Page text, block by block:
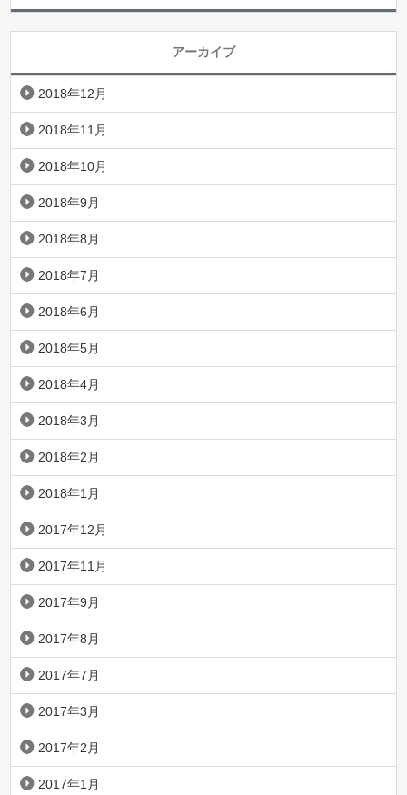
アーカイブ
2018年12月
2018年11月
2018年10月
2018年9月
2018年8月
2018年7月
2018年6月
2018年5月
2018年4月
2018年3月
2018年2月
2018年1月
2017年12月
2017年11月
2017年9月
2017年8月
2017年7月
2017年3月
2017年2月
2017年1月